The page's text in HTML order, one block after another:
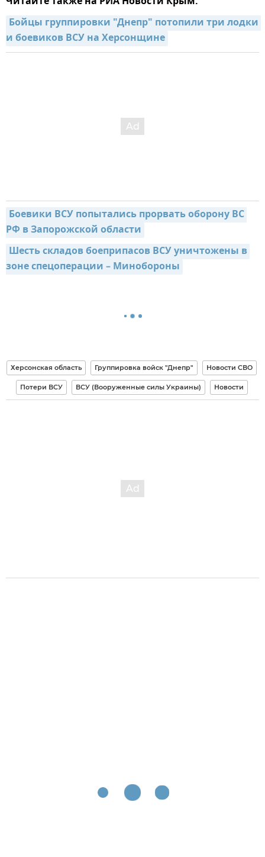
Бойцы группировки "Днепр" потопили три лодки
и боевиков ВСУ на Херсонщине
Боевики ВСУ попытались прорвать оборону ВС
РФ в Запорожской области
Шесть складов боеприпасов ВСУ уничтожены в
зоне спецоперации – Минобороны
Херсонская область Группировка войск "Днепр" Новости СВО
Потери ВСУ ВСУ (Вооруженные силы Украины) Новости